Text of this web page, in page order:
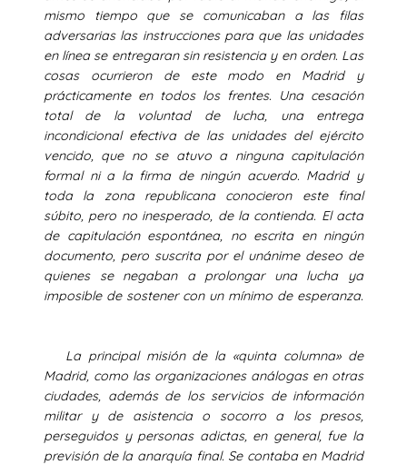
mismo tiempo que se comunicaban a las filas
adversarias las instrucciones para que las unidades
en línea se entregaran sin resistencia y en orden. Las
cosas ocurrieron de este modo en Madrid y
prácticamente en todos los frentes. Una cesación
total de la voluntad de lucha, una entrega
incondicional efectiva de las unidades del ejército
vencido, que no se atuvo a ninguna capitulación
formal ni a la firma de ningún acuerdo. Madrid y
toda la zona republicana conocieron este final
súbito, pero no inesperado, de la contienda. El acta
de capitulación espontánea, no escrita en ningún
documento, pero suscrita por el unánime deseo de
quienes se negaban a prolongar una lucha ya
imposible de sostener con un mínimo de esperanza.
La principal misión de la «quinta columna» de
Madrid, como las organizaciones análogas en otras
ciudades, además de los servicios de información
militar y de asistencia o socorro a los presos,
perseguidos y personas adictas, en general, fue la
previsión de la anarquía final. Se contaba en Madrid